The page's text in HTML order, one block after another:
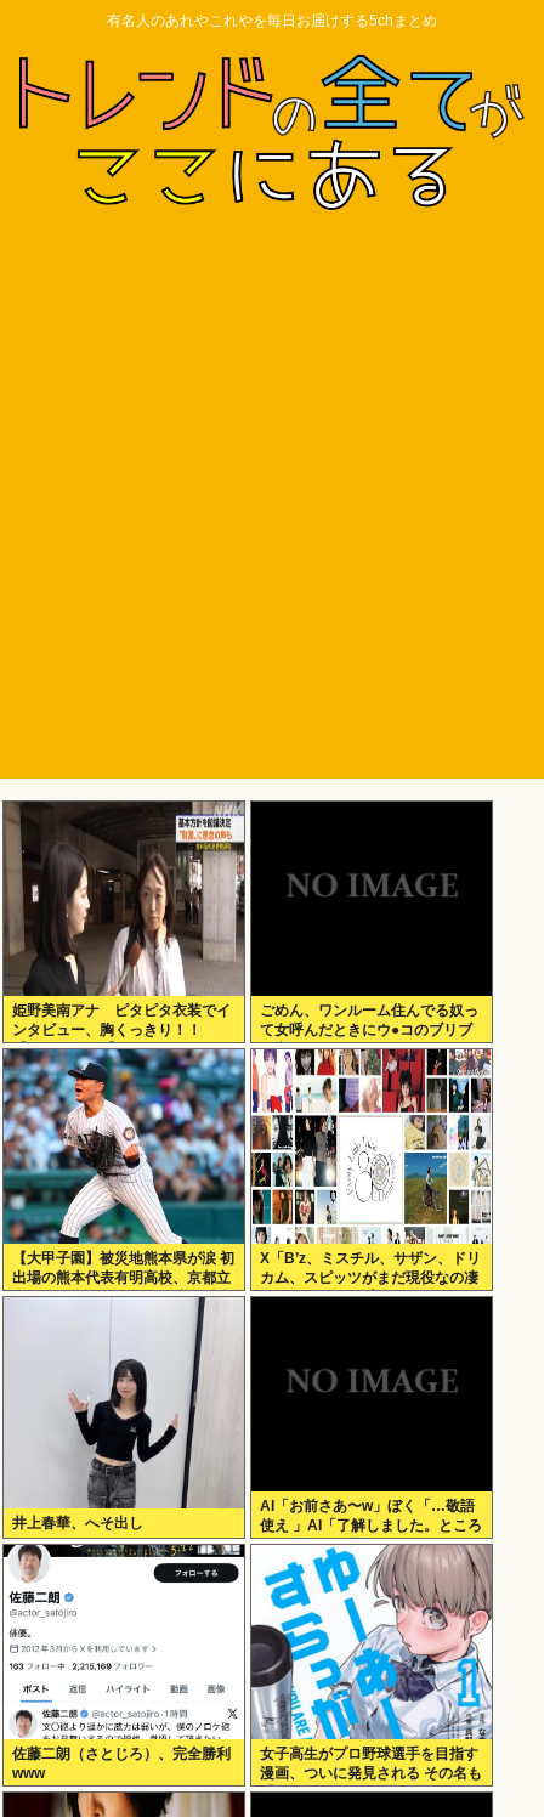
有名人のあれやこれやを毎日お届けする5chまとめ
姫野美南アナ ピタピタ衣装でイ
ンタビュー、胸くっきり！！
【GIF動画あり】
ごめん、ワンルーム住んでる奴っ
て女呼んだときにウ●コのブリブ
リ音どうしてんの？？
【大甲子園】被災地熊本県が涙 初
出場の熊本代表有明高校、京都立
命館に9回裏2アウトから逆転勝利
X「B’z、ミスチル、サザン、ドリ
カム、スピッツがまだ現役なの凄
いよな。今の歌手が30年後にやれ
井上春華、へそ出し
AI「お前さあ〜w」ぼく「…敬語
使え 」AI「了解しました。ところ
でお前はどう思いますか？」 これ
佐藤二朗（さとじろ）、完全勝利
www
女子高生がプロ野球選手を目指す
漫画、ついに発見される その名も
「ゆーあーすらっがー」